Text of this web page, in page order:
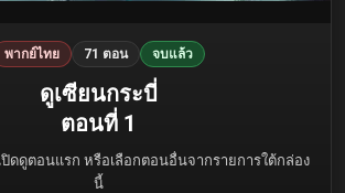
พากย์ไทย 71 ตอน จบแล้ว
ดูเซียนกระบี่
ตอนที่ 1
ปิดดูตอนแรก หรือเลือกตอนอื่นจากรายการใต้กล่อง
นี้